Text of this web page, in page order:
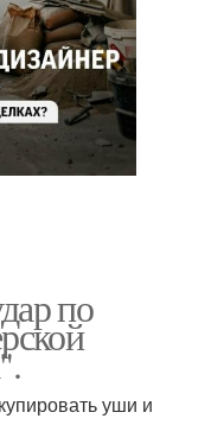
по
уши и